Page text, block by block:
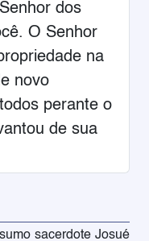
dos
O Senhor
na
novo
perante o
de sua
sacerdote Josué